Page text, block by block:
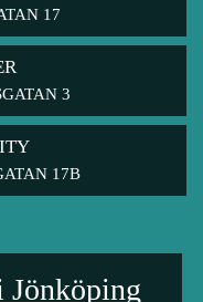
17
3
17B
Jönköping